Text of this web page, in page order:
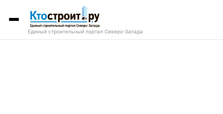
Единый строительный портал Северо-Запада